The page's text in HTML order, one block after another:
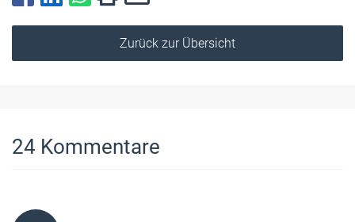
Zurück zur Übersicht
24 Kommentare